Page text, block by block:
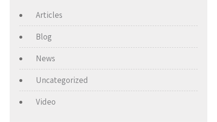
Articles
Blog
News
Uncategorized
Video